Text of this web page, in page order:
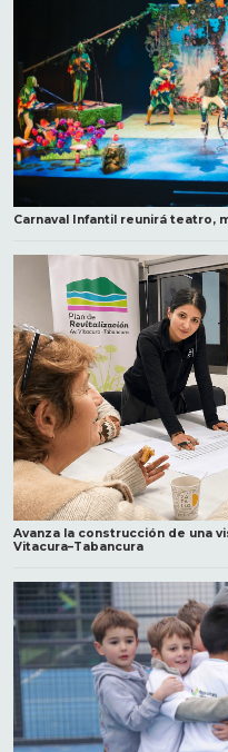
Carnaval Infantil reunirá teatro,
Avanza la construcción de una
Vitacura–Tabancura